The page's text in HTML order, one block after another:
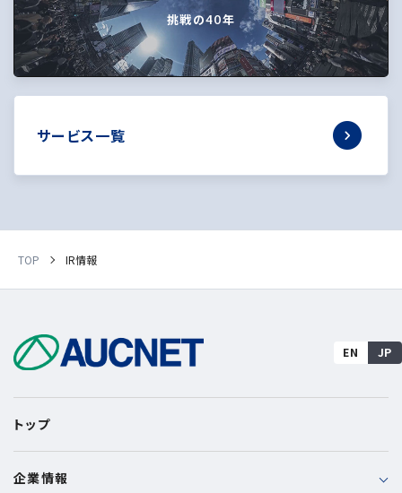
挑戦の40年
サービス一覧
TOP IR情報
EN JP
トップ
企業情報